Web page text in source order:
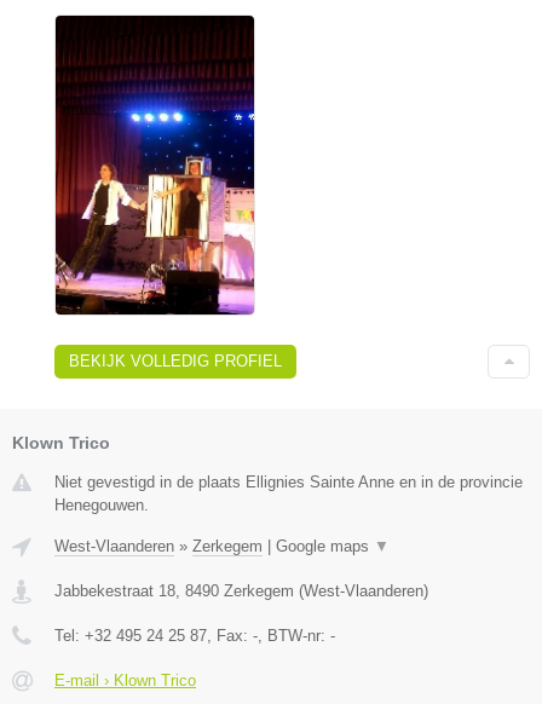
BEKIJK VOLLEDIG PROFIEL
Klown Trico
Niet gevestigd in de plaats Ellignies Sainte Anne en in de provincie
Henegouwen.
West-Vlaanderen » Zerkegem Google maps ▼
Jabbekestraat 18, 8490 Zerkegem (West-Vlaanderen)
Tel: +32 495 24 25 87, Fax: -, BTW-nr: -
E-mail › Klown Trico